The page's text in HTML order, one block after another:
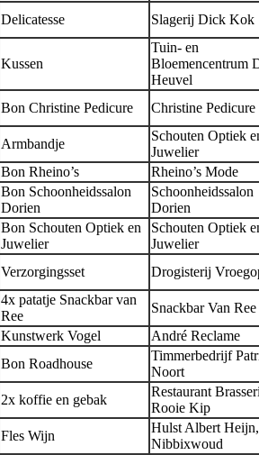
Delicatesse Slagerij Dick Kok
Kussen
Tuin- en
Bloemencentrum
Heuvel
Bon Christine Pedicure Christine Pedicure
Armbandje
Schouten Optiek
Juwelier
Bon Rheino’s
Rheino’s Mode
Bon Schoonheidssalon
Dorien
Schoonheidssalon
Dorien
Bon Schouten Optiek en
Juwelier
Schouten Optiek
Juwelier
Verzorgingsset Drogisterij
4x patatje Snackbar van
Ree
Snackbar Van Ree
Kunstwerk Vogel
André Reclame
Bon Roadhouse
Timmerbedrijf
Noort
2x koffie en gebak
Restaurant
Rooie Kip
Fles Wijn
Hulst Albert Heijn,
Nibbixwoud